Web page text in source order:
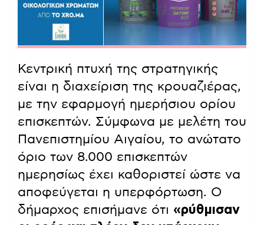
Κεντρική πτυχή της στρατηγικής
είναι η διαχείριση της κρουαζιέρας,
με την εφαρμογή ημερήσιου ορίου
επισκεπτών. Σύμφωνα με μελέτη του
Πανεπιστημίου Αιγαίου, το ανώτατο
όριο των 8.000 επισκεπτών
ημερησίως έχει καθοριστεί ώστε να
αποφεύγεται η υπερφόρτωση. Ο
δήμαρχος επισήμανε ότι «ρύθμισαν